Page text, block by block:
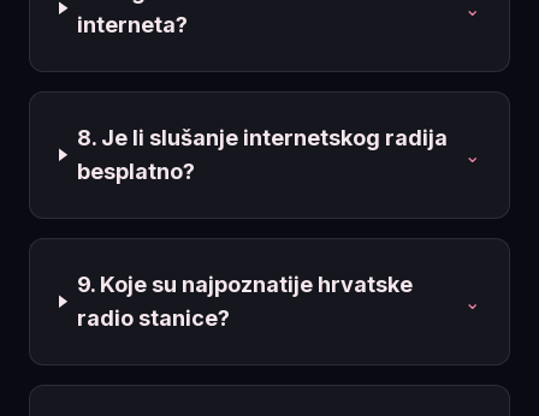
interneta?
⌄
8. Je li slušanje internetskog radija
besplatno?
⌄
9. Koje su najpoznatije hrvatske
radio stanice?
⌄